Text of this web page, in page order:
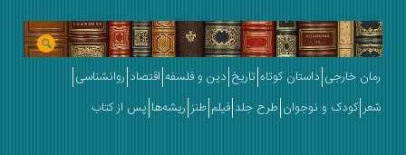
رمان خارجی داستان کوتاه تاریخ دین و فلسفه اقتصاد روانشناسی
شعر کودک و نوجوان طرح جلد فیلم طنز ریشه‌ها پس از کتاب